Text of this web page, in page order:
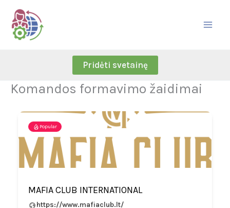
Skip
content
Pridėti svetainę
Komandos formavimo žaidimai
Popular
MAFIA CLUB INTERNATIONAL
https://www.mafiaclub.lt/